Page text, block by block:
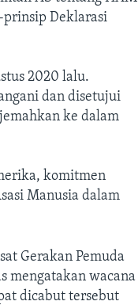
Deklarasi
2020 lalu.
dan disetujui
ke dalam
komitmen
Manusia dalam
Gerakan Pemuda
mengatakan wacana
dicabut tersebut